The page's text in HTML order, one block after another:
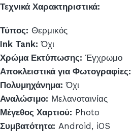
Τεχνικά Χαρακτηριστικά:
Τύπος: Θερμικός
Ink Tank: Όχι
Χρώμα Εκτύπωσης: Έγχρωμο
Αποκλειστικά για Φωτογραφίες:
Πολυμηχάνημα: Όχι
Αναλώσιμο: Μελανοταινίας
Μέγεθος Χαρτιού: Photo
Συμβατότητα: Android, iOS